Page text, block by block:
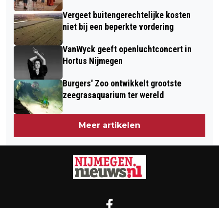
INTERVENTIETRAINING
Vergeet buitengerechtelijke kosten
niet bij een beperkte vordering
VanWyck geeft openluchtconcert in
Hortus Nijmegen
Burgers' Zoo ontwikkelt grootste
zeegrasaquarium ter wereld
Meer artikelen